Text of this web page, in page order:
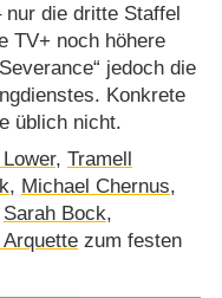
nur die dritte Staffel
TV+ noch höhere
jedoch die
Konkrete
üblich nicht.
, Tramell
, Michael Chernus,
Sarah Bock,
zum festen